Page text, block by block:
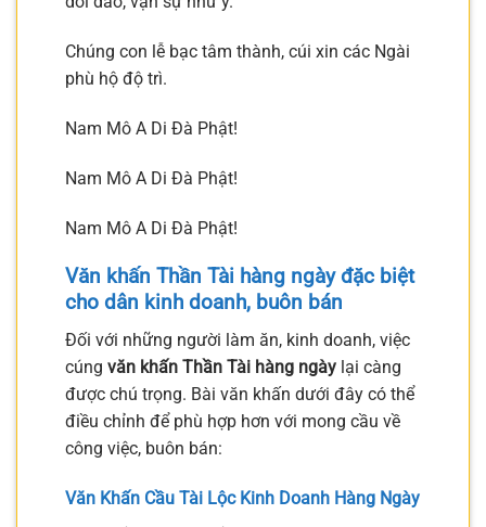
Chúng con lễ bạc tâm thành, cúi xin các Ngài
phù hộ độ trì.
Nam Mô A Di Đà Phật!
Nam Mô A Di Đà Phật!
Nam Mô A Di Đà Phật!
Văn khấn Thần Tài hàng ngày đặc biệt
cho dân kinh doanh, buôn bán
Đối với những người làm ăn, kinh doanh, việc
cúng văn khấn Thần Tài hàng ngày lại càng
được chú trọng. Bài văn khấn dưới đây có thể
điều chỉnh để phù hợp hơn với mong cầu về
công việc, buôn bán:
Văn Khấn Cầu Tài Lộc Kinh Doanh Hàng Ngày